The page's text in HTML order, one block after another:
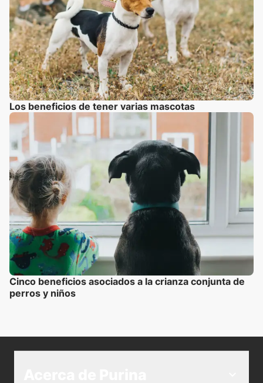
Los beneficios de tener varias mascotas
Cinco beneficios asociados a la crianza conjunta de
perros y niños